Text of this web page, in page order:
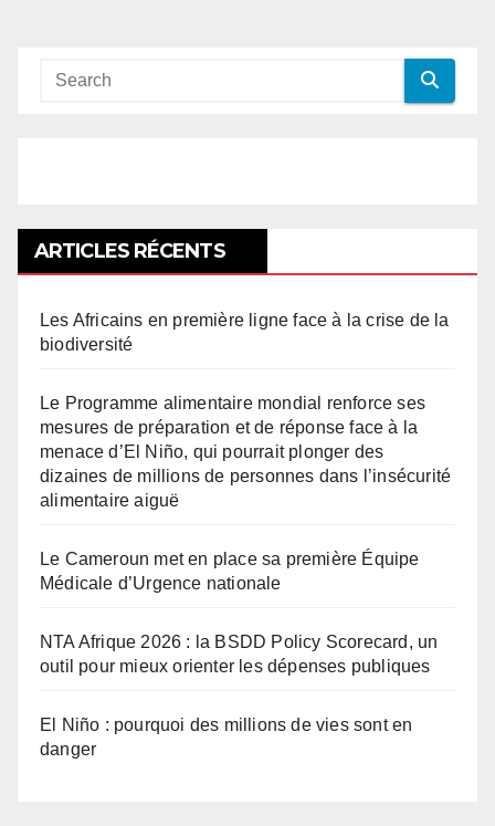
ARTICLES RÉCENTS
Les Africains en première ligne face à la crise de la
biodiversité
Le Programme alimentaire mondial renforce ses
mesures de préparation et de réponse face à la
menace d’El Niño, qui pourrait plonger des
dizaines de millions de personnes dans l’insécurité
alimentaire aiguë
Le Cameroun met en place sa première Équipe
Médicale d’Urgence nationale
NTA Afrique 2026 : la BSDD Policy Scorecard, un
outil pour mieux orienter les dépenses publiques
El Niño : pourquoi des millions de vies sont en
danger